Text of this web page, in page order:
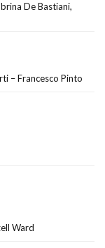
De Bastiani,
– Francesco Pinto
Ward